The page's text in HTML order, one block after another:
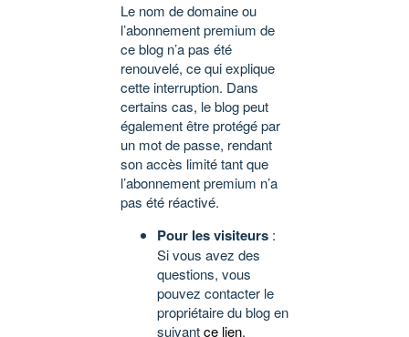
Le nom de domaine ou
l’abonnement premium de
ce blog n’a pas été
renouvelé, ce qui explique
cette interruption. Dans
certains cas, le blog peut
également être protégé par
un mot de passe, rendant
son accès limité tant que
l’abonnement premium n’a
pas été réactivé.
Pour les visiteurs :
Si vous avez des
questions, vous
pouvez contacter le
propriétaire du blog en
suivantce lien.